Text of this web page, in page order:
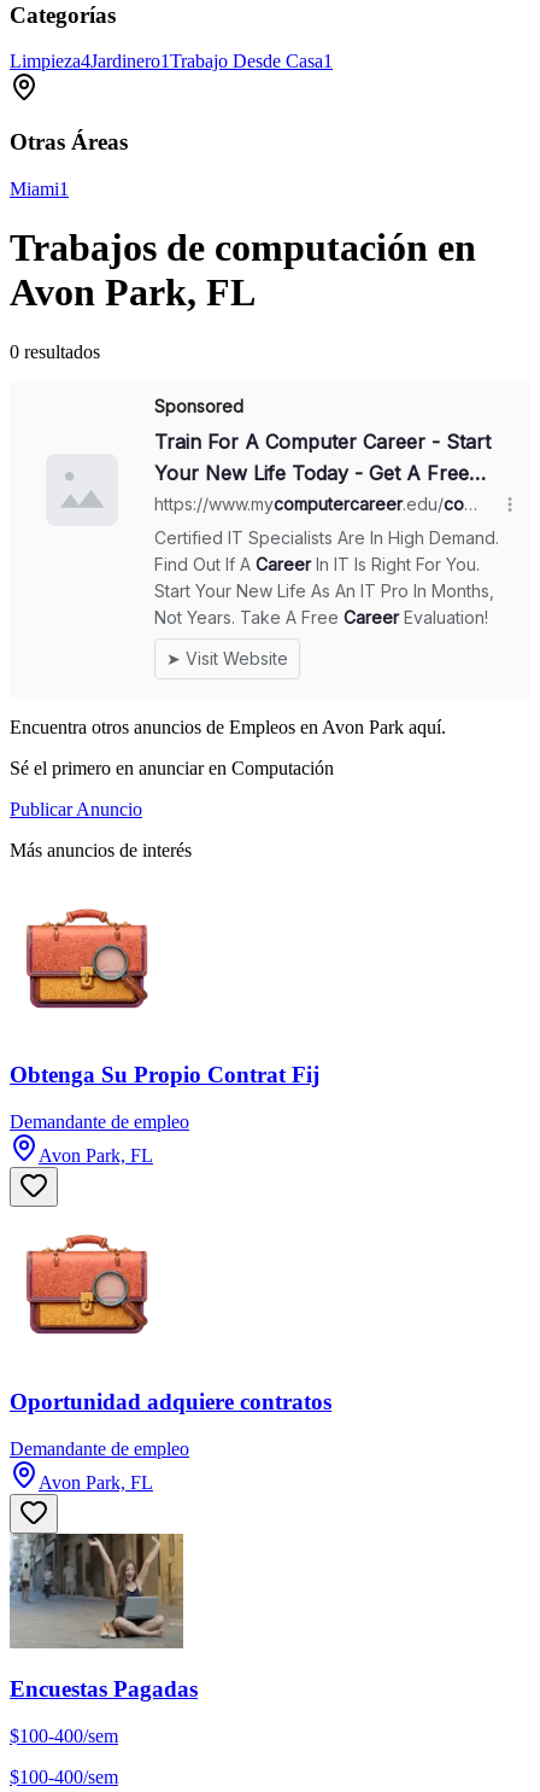
Categorías
Limpieza4Jardinero1Trabajo Desde Casa1
Otras Áreas
Miami1
Trabajos de computación en
Avon Park, FL
0 resultados
Encuentra otros anuncios de Empleos en Avon Park aquí.
Sé el primero en anunciar en Computación
Publicar Anuncio
Más anuncios de interés
Obtenga Su Propio Contrat Fij
Demandante de empleo
Avon Park, FL
Oportunidad adquiere contratos
Demandante de empleo
Avon Park, FL
Encuestas Pagadas
$100-400/sem
$100-400/sem